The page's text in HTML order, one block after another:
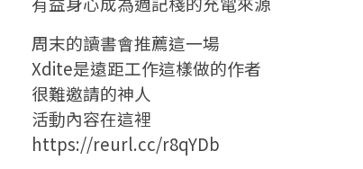
:
人
生
嘛
周末的讀書會推薦這一場
Xdite是遠距工作這樣做的作者
很難邀請的神人
活動內容在這裡
https://reurl.cc/r8qYDb